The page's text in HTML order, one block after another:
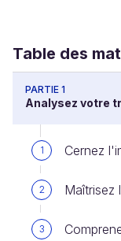
Table des
PARTIE 1
Analysez votre
1 Cernez
2 Maîtrisez
3